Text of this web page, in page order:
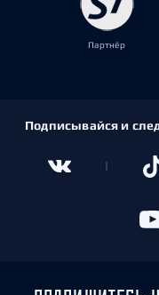
Партнёр
Подписывайся и